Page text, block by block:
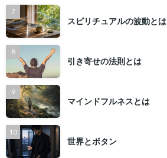
スピリチュアルの波動とは
引き寄せの法則とは
マインドフルネスとは
世界とボタン